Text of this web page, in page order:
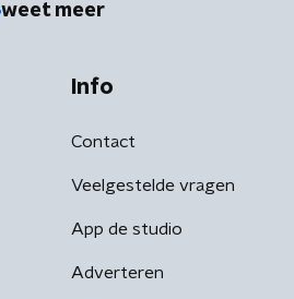
weet meer
Info
Contact
Veelgestelde vragen
App de studio
Adverteren